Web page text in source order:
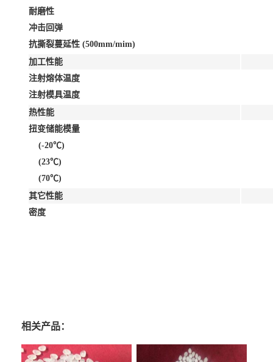
耐磨性
冲击回弹
抗撕裂蔓延性 (500mm/mim)
加工性能
注射熔体温度
注射模具温度
热性能
扭变储能模量
(-20℃)
(23℃)
(70℃)
其它性能
密度
相关产品：